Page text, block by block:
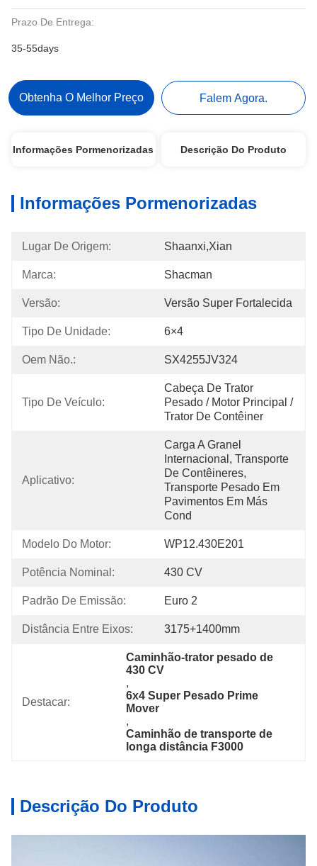
Prazo De Entrega:
35-55days
Obtenha O Melhor Preço Falem Agora.
Informações Pormenorizadas Descrição Do Produto
Informações Pormenorizadas
Lugar De Origem: Shaanxi,Xian
Marca: Shacman
Versão: Versão Super Fortalecida
Tipo De Unidade: 6×4
Oem Não.: SX4255JV324
Tipo De Veículo:
Cabeça De Trator
Pesado / Motor Principal /
Trator De Contêiner
Aplicativo:
Carga A Granel
Internacional, Transporte
De Contêineres,
Transporte Pesado Em
Pavimentos Em Más
Cond
Modelo Do Motor: WP12.430E201
Potência Nominal: 430 CV
Padrão De Emissão: Euro 2
Distância Entre Eixos: 3175+1400mm
Destacar:
Caminhão-trator pesado de
430 CV
,
6x4 Super Pesado Prime
Mover
,
Caminhão de transporte de
longa distância F3000
Descrição Do Produto